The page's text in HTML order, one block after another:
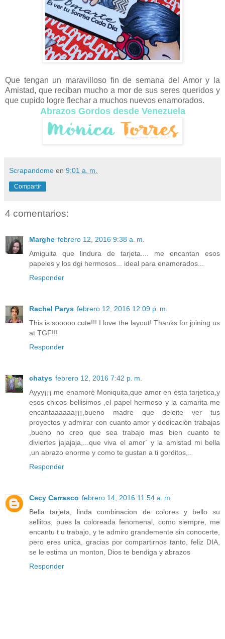
Que tengan un maravilloso fin de semana del Amor y la
Amistad, que reciban mucho a mor de sus seres queridos y
que cupido logre flechar a muchos nuevos enamorados.
Abrazos Gordos desde Venezuela
Scrapandome en 9:01 a. m.
Compartir
4 comentarios:
Marghe febrero 12, 2016 9:38 a. m.
Amiguita que lindura de tarjeta.... me encantan esos
papeles y los dgi hermosos... ideal para enamorados...
Responder
Rachel Parys febrero 12, 2016 12:09 p. m.
This is sooooo cute!!! I love the layout! Thanks for joining us
at TGF!!!
Responder
chatys febrero 12, 2016 7:42 p. m.
Ayyy¡¡¡ me enamorè Moniquita,que amor en èsta tarjetica,y
esos chicos bellisimos ,el papel hermoso y la camarita me
encantaaaaaa¡¡¡,bueno madre que deleite ver tus
proyectos y admirar con cuanto amor y dedicaciòn trabajas
,bueno no creo que sea trabajo mas bien cuanto te
diviertes jajajaja,...que viva el amor` y la amistad mi bella
,un abrazo enorme y como te gustan a ti gorditos,..
Responder
Cecy Carrasco febrero 14, 2016 11:54 a. m.
Bella tarjeta, linda combinacion de colores y bello su
sellitos, pues la coloreada fenomenal, como siempre, me
encantu t u trabajo, y te admiro grandemente sin conocerte,
pero eres unica, gracias por compartirnos tanto, feliz DIA,
se le estima un monton, Dios te bendiga y abrazos
Responder